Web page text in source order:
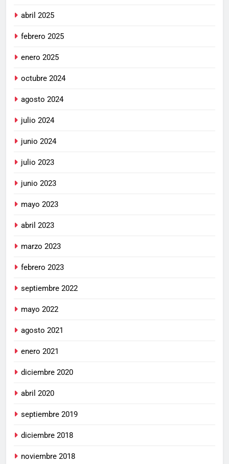
abril 2025
febrero 2025
enero 2025
octubre 2024
agosto 2024
julio 2024
junio 2024
julio 2023
junio 2023
mayo 2023
abril 2023
marzo 2023
febrero 2023
septiembre 2022
mayo 2022
agosto 2021
enero 2021
diciembre 2020
abril 2020
septiembre 2019
diciembre 2018
noviembre 2018